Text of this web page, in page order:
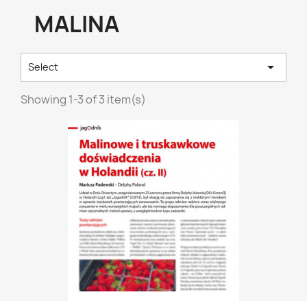
MALINA
Select 
Showing 1-3 of 3 item(s)